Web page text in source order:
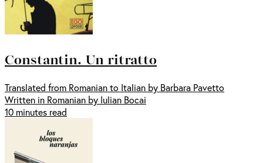
Constantin. Un ritratto
Translated from Romanian to Italian by Barbara Pavetto
Written in Romanian by Iulian Bocai
10 minutes read